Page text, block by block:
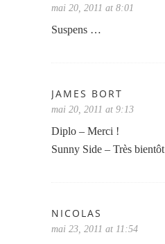
mai 20, 2011 at 8:01
Suspens …
JAMES BORT
mai 20, 2011 at 9:13
Diplo – Merci !
Sunny Side – Très bientôt
NICOLAS
mai 23, 2011 at 11:54